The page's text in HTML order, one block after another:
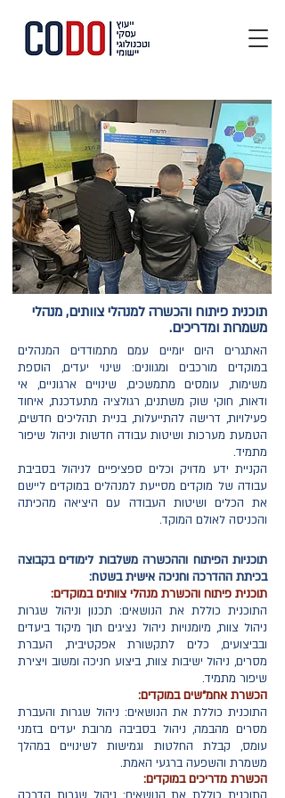
תוכנית פיתוח והכשרה למנהלי צוותים, מנהלי
משמרות ומדריכים.
האתגרים היום יומיים עמם מתמודדים המנהלים
במוקדים מורכבים ומגוונים: שינוי יעדים, הוספת
משימות, עומסים מתמשכים, שינויים ארגוניים, אי
ודאות, חוקי שוק משתנים, רגולציה מתעדכנת, איחוד
פעילויות, דרישה להתייעלות, בניית תהליכים חדשים,
הטמעת מערכות ושיטות עבודה חדשות וניהול שיפור
מתמיד.
הקניית ידע מדויק וכלים ספציפיים לניהול בסביבת
עבודה של מוקדים מסייעת למנהלים במוקדים ליישם
את הכלים ושיטות העבודה עם היציאה מהכיתה
והכניסה לאולם המוקד.
תוכניות הפיתוח וההכשרה משלבות לימודים בקבוצה
בכיתת ההדרכה וחניכה אישית בשטח:
תוכנית פיתוח והכשרת מנהלי צוותים במוקדים:
התוכנית כוללת את הנושאים: תכנון וניהול שגרות
ניהול צוות, מיומנויות ניהול נציגים תוך מיקוד ביעדים
ובביצועים, כלים לתקשורת אפקטיבית, העברת
מסרים, ניהול ישיבות צוות, ביצוע חניכה ומשוב ויצירת
שיפור מתמיד.
הכשרת אחמ"שים במוקדים:
התוכנית כוללת את הנושאים: ניהול שגרות והעברת
מסרים מהבמה, ניהול בסביבה מרובת יעדים בזמני
עומס, קבלת החלטות וגמישות לשינויים במהלך
משמרת והשפעה ברגעי האמת.
הכשרת מדריכים במוקדים: